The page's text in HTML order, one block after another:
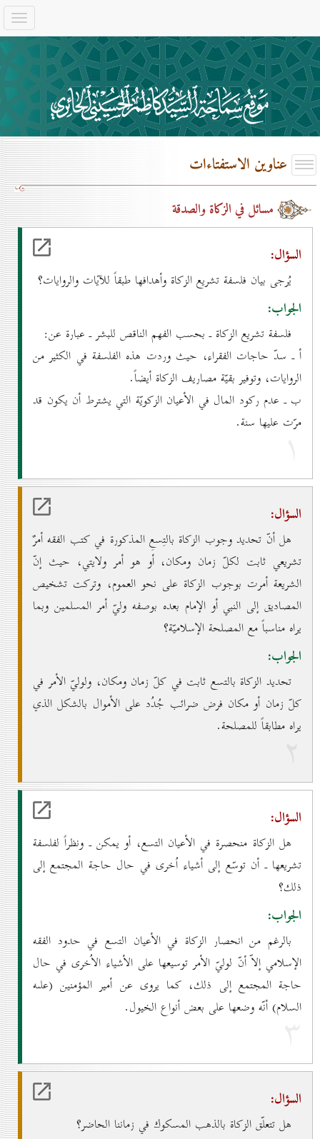
عناوين الاستفتاءات
مسائل في الزكاة والصدقة
السؤال:
يُرجى بيان فلسفة تشريع الزكاة وأهدافها طبقاً للآيات والروايات؟
الجواب:
فلسفة تشريع الزكاة ـ بحسب الفهم الناقص للبشر ـ عبارة عن:
أ ـ سدّ حاجات الفقراء، حيث وردت هذه الفلسفة في الكثير من
الروايات، وتوفير بقيّة مصاريف الزكاة أيضاً.
ب ـ عدم ركود المال في الأعيان الزكويّة التي يشترط أن يكون قد
مرّت عليها سنة.
۱
السؤال:
هل أنّ تحديد وجوب الزكاة بالتِسعِ المذكورة في كتب الفقه أمرٌ
تشريعي ثابت لكلّ زمان ومكان، أو هو أمر ولايتي، حيث إنّ
الشريعة أمرت بوجوب الزكاة على نحو العموم، وتركت تشخيص
المصاديق إلى النبي أو الإمام بعده بوصفه وليّ أمر المسلمين وبما
يراه مناسباً مع المصلحة الإسلاميّة؟
الجواب:
تحديد الزكاة بالتسع ثابت في كلّ زمان ومكان، ولوليّ الأمر في
كلّ زمان أو مكان فرض ضرائب جُدُد على الأموال بالشكل الذي
يراه مطابقاً للمصلحة.
۲
السؤال:
هل الزكاة منحصرة في الأعيان التسع، أو يمكن ـ ونظراً لفلسفة
تشريعها ـ أن توسّع إلى أشياء اُخرى في حال حاجة المجتمع إلى
ذلك؟
الجواب:
بالرغم من انحصار الزكاة في الأعيان التسع في حدود الفقه
الإسلامي إلاّ أنّ لوليّ الأمر توسيعها على الأشياء الاُخرى في حال
حاجة المجتمع إلى ذلك، كما يروى عن أمير المؤمنين (علىه
السلام) أنّه وضعها على بعض أنواع الخيول.
۳
السؤال:
هل تتعلّق الزكاة بالذهب المسكوك في زماننا الحاضر؟